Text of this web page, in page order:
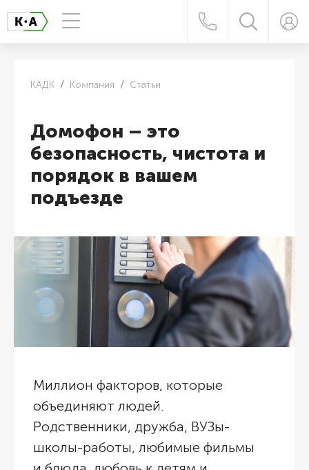
КАДК Компания Статьи
Домофон – это
безопасность, чистота и
порядок в вашем
подъезде
Миллион факторов, которые
объединяют людей.
Родственники, дружба, ВУЗы-
школы-работы, любимые фильмы